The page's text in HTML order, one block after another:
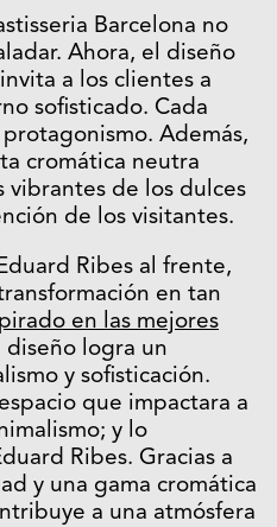
Barcelona no
Ahora, el diseño
a los clientes a
sofisticado. Cada
Además,
cromática neutra
vibrantes de los dulces
de los visitantes.
Ribes al frente,
en tan
en las mejores
diseño logra un
y sofisticación.
que impactara a
y lo
Ribes. Gracias a
y una gama cromática
a una atmósfera